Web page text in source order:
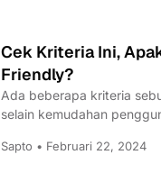
Cek Kriteria Ini,
Friendly?
Ada beberapa kriteria
selain kemudahan
Sapto • Februari 22, 2024